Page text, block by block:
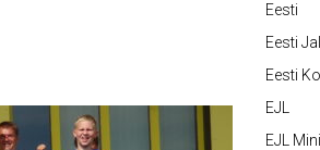
Eesti
Eesti
Eesti
EJL
EJL